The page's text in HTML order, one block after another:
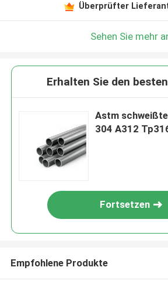
Überprüfter
Sehen Sie mehr
Erhalten Sie den
Astm
304 A312
Fortsetzen
Empfohlene Produkte